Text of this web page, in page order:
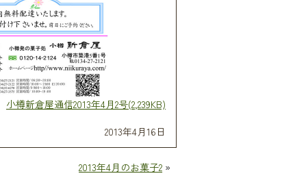
小樽新倉屋通信2013年4月2号(2,239KB)
2013年4月16日
2013年4月のお菓子2 »